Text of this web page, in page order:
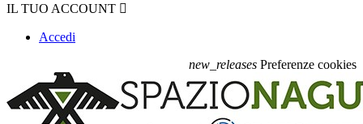
IL TUO ACCOUNT 
Accedi
new_releases Preferenze cookies